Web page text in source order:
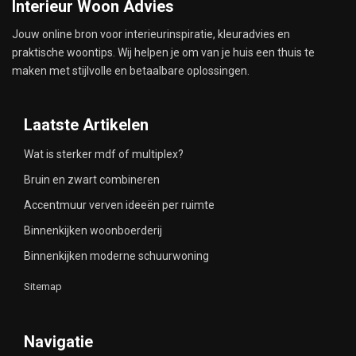
Interieur Woon Advies
Jouw online bron voor interieurinspiratie, kleuradvies en
praktische woontips. Wij helpen je om van je huis een thuis te
maken met stijlvolle en betaalbare oplossingen.
Laatste Artikelen
Wat is sterker mdf of multiplex?
Bruin en zwart combineren
Accentmuur verven ideeën per ruimte
Binnenkijken woonboerderij
Binnenkijken moderne schuurwoning
Sitemap
Navigatie